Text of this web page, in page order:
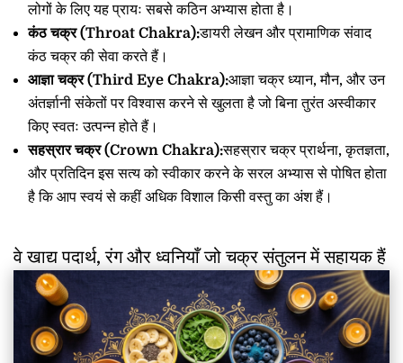
लोगों के लिए यह प्रायः सबसे कठिन अभ्यास होता है।
कंठ चक्र (Throat Chakra):डायरी लेखन और प्रामाणिक संवाद
कंठ चक्र की सेवा करते हैं।
आज्ञा चक्र (Third Eye Chakra):आज्ञा चक्र ध्यान, मौन, और उन
अंतर्ज्ञानी संकेतों पर विश्वास करने से खुलता है जो बिना तुरंत अस्वीकार
किए स्वतः उत्पन्न होते हैं।
सहस्रार चक्र (Crown Chakra):सहस्रार चक्र प्रार्थना, कृतज्ञता,
और प्रतिदिन इस सत्य को स्वीकार करने के सरल अभ्यास से पोषित होता
है कि आप स्वयं से कहीं अधिक विशाल किसी वस्तु का अंश हैं।
वे खाद्य पदार्थ, रंग और ध्वनियाँ जो चक्र संतुलन में सहायक हैं